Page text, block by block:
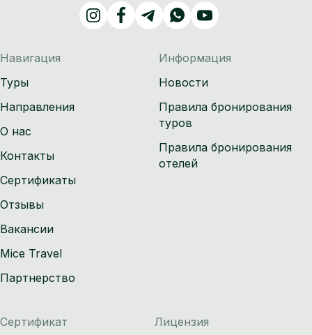
Навигация
Туры
Направления
О нас
Контакты
Сертификаты
Отзывы
Вакансии
Mice Travel
Партнерство
Информация
Новости
Правила бронирования
туров
Правила бронирования
отелей
Сертификат Лицензия